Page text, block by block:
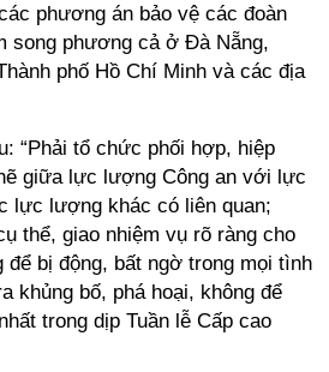
phương án bảo vệ các đoàn
song phương cả ở Đà Nẵng,
phố Hồ Chí Minh và các địa
“Phải tổ chức phối hợp, hiệp
giữa lực lượng Công an với lực
lực lượng khác có liên quan;
thể, giao nhiệm vụ rõ ràng cho
bị động, bất ngờ trong mọi tình
khủng bố, phá hoại, không để
trong dịp Tuần lễ Cấp cao